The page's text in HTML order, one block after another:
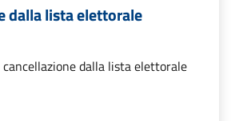
dalla lista elettorale
dalla lista elettorale